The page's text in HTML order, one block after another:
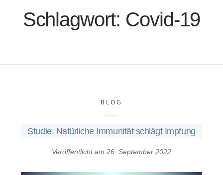
Schlagwort: Covid-19
BLOG
Studie: Natürliche Immunität schlägt Impfung
Veröffentlicht am 26. September 2022